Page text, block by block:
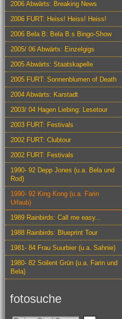
2006 Abwärts: Breaking News
2006 FURT: Heiss! Heiss! Heiss!
2006 Bela B: Bela B.s Bingo-Show
2005/ 06 Abwärts: Einzelgigs
2005 Abwärts: Staatskapelle
2005 FURT: Sonnenblumen of Death
2004 Abwärts: Karstadt
2003/ 04 Hagen Liebing: Lesetour
2003 FURT: Festivals
2002 FURT: Clubtour
2002 FURT: Festivals
1990- 92 Depp Jones (u.a. Bela und
Rod)
1990- 92 King Kong (u.a. Farin
Urlaub)
1989 Rainbirds: Call me easy...
1988 Rainbirds: Blueprint Tour
1981- 84 Frau Suurbier (u.a. Sahnie)
1980- 82 Soilent Grün (u.a. Farin und
Bela)
fotosuche